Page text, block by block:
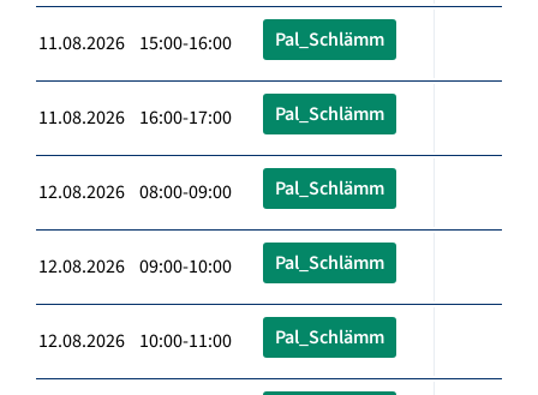
11.08.2026 15:00-16:00 Pal_Schlämm
11.08.2026 16:00-17:00 Pal_Schlämm
12.08.2026 08:00-09:00 Pal_Schlämm
12.08.2026 09:00-10:00 Pal_Schlämm
12.08.2026 10:00-11:00 Pal_Schlämm